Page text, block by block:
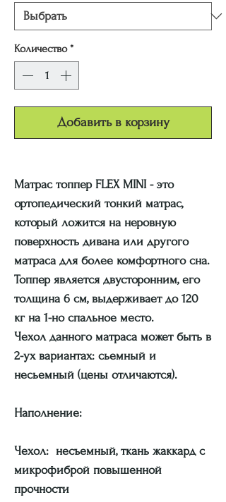
Количество *
Добавить в корзину
Матрас топпер FLEX MINI - это
ортопедический тонкий матрас,
который ложится на неровную
поверхность дивана или другого
матраса для более комфортного сна.
Топпер является двусторонним, его
толщина 6 см, выдерживает до 120
кг на 1-но спальное место.
Чехол данного матраса может быть в
2-ух вариантах: сьемный и
несьемный (цены отличаются).
Наполнение:
Чехол: несъемный, ткань жаккард с
микрофиброй повышенной
прочности